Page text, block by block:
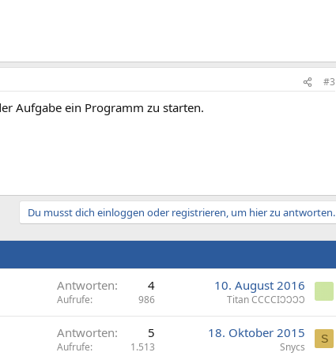
#3
Aufgabe ein Programm zu starten.
Du musst dich einloggen oder registrieren, um hier zu antworten.
Antworten 4
Aufrufe 986
10. August 2016
Titan CCCCIↃↃↃↃ
Antworten 5
Aufrufe 1.513
18. Oktober 2015
Snycs
S